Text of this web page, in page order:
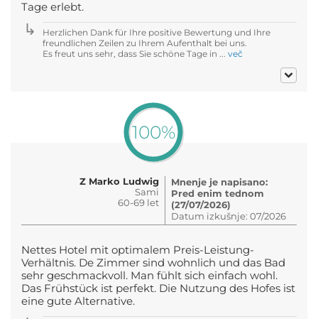
Tage erlebt.
Herzlichen Dank für Ihre positive Bewertung und Ihre
freundlichen Zeilen zu Ihrem Aufenthalt bei uns.
Es freut uns sehr, dass Sie schöne Tage in ... več
100%
Z Marko Ludwig
Sami
60-69 let
Mnenje je napisano:
Pred enim tednom
(27/07/2026)
Datum izkušnje: 07/2026
Nettes Hotel mit optimalem Preis-Leistung-
Verhältnis. De Zimmer sind wohnlich und das Bad
sehr geschmackvoll. Man fühlt sich einfach wohl.
Das Frühstück ist perfekt. Die Nutzung des Hofes ist
eine gute Alternative.